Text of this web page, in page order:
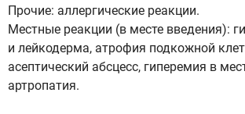
Прочие: аллергические реакции.
Местные реакции (в месте введения):
и лейкодерма, атрофия подкожной
асептический абсцесс, гиперемия в
артропатия.